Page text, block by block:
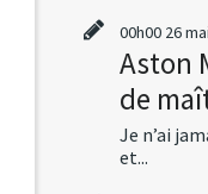
00h00 26
Aston
de
Je n’ai
et...